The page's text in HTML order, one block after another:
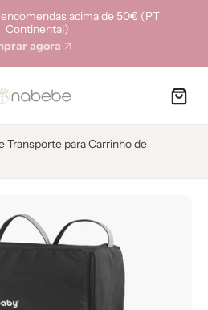
acima de 50€ (PT
Continental)
agora
Transporte para Carrinho de